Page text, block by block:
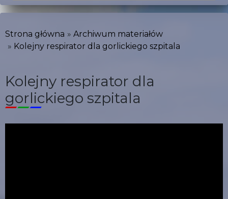
Strona główna
Archiwum materiałów
Kolejny respirator dla gorlickiego szpitala
Kolejny respirator dla
gorlickiego szpitala